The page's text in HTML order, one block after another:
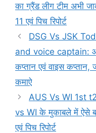
का ग्रैंड लीग टीम अभी
11 एवं पिच रिपोर्ट
DSG Vs JSK
and voice captain:
कप्तान एवं वाइस कप्तान,
कमाऐ
AUS Vs WI 1st
vs WI के मुकाबले में ऐसे
एवं पिच रिपोर्ट